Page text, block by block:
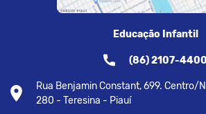
Educação Infantil
(86) 2107-4400
Rua Benjamin Constant, 699. Centro/
280 - Teresina - Piauí